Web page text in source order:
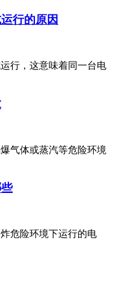
行的原因
行，这意味着同一台电
气体或蒸汽等危险环境
危险环境下运行的电